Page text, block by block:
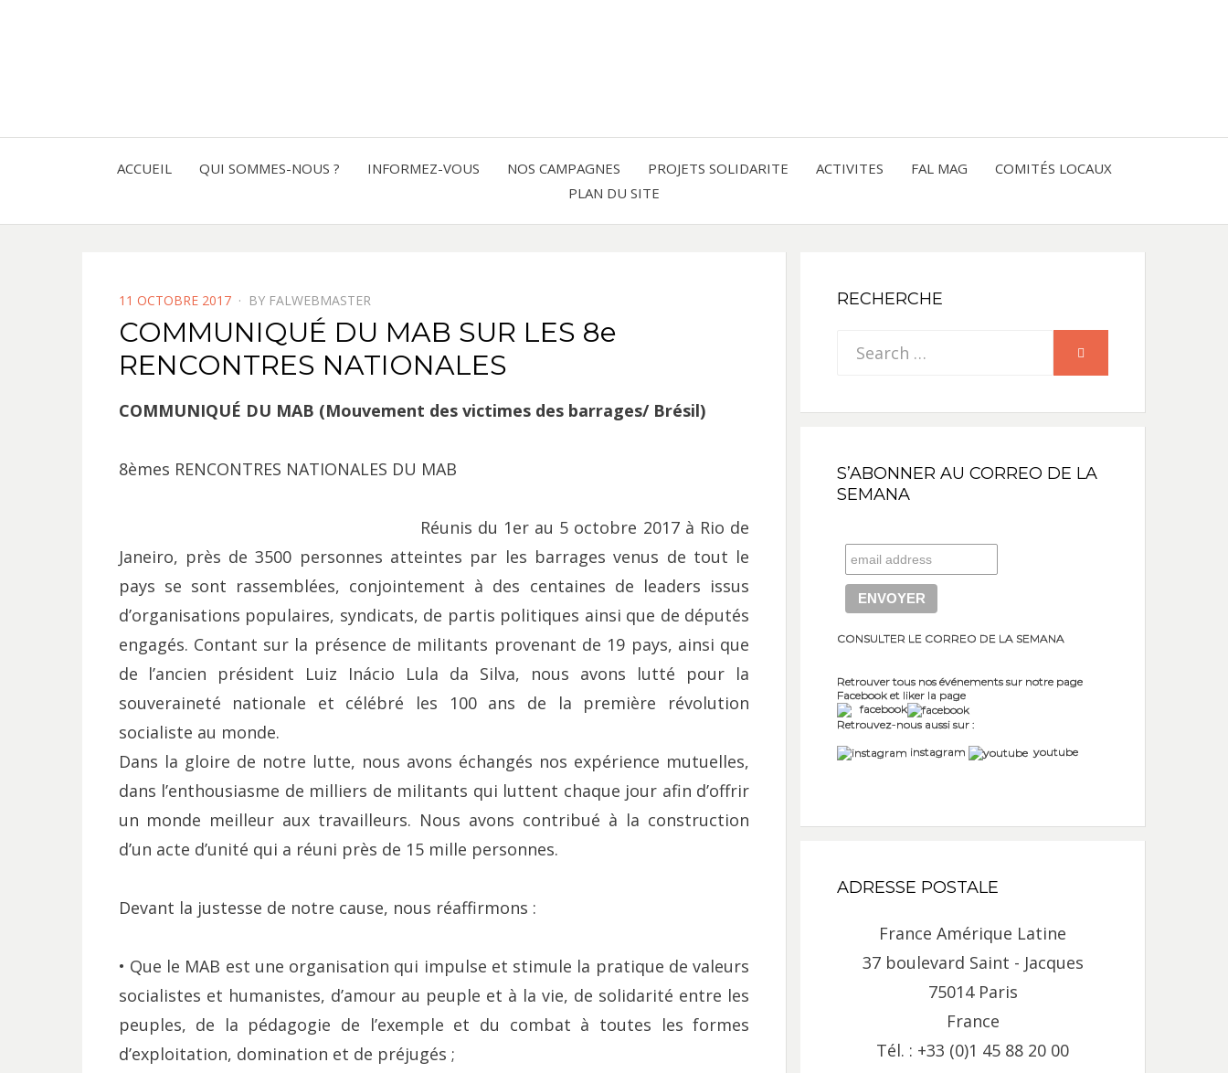
AMERIQUE
LATINE
ACCUEIL QUI SOMMES-NOUS ? INFORMEZ-VOUS NOS CAMPAGNES PROJETS SOLIDARITE ACTIVITES FAL MAG
COMITÉS LOCAUX
PLAN DU SITE
POSTED
ON
11 OCTOBRE 2017 BY FALWEBMASTER
COMMUNIQUÉ DU MAB SUR LES 8e
RENCONTRES NATIONALES
COMMUNIQUÉ DU MAB (Mouvement des victimes des barrages/ Brésil)
8èmes RENCONTRES NATIONALES DU MAB
Réunis du 1er au 5 octobre 2017 à Rio de
Janeiro, près de 3500 personnes atteintes par les barrages venus de tout le
pays se sont rassemblées, conjointement à des centaines de leaders issus
d’organisations populaires, syndicats, de partis politiques ainsi que de députés
engagés. Contant sur la présence de militants provenant de 19 pays, ainsi que
de l’ancien président Luiz Inácio Lula da Silva, nous avons lutté pour la
souveraineté nationale et célébré les 100 ans de la première révolution
socialiste au monde.
Dans la gloire de notre lutte, nous avons échangés nos expérience mutuelles,
dans l’enthousiasme de milliers de militants qui luttent chaque jour afin d’offrir
un monde meilleur aux travailleurs. Nous avons contribué à la construction
d’un acte d’unité qui a réuni près de 15 mille personnes.
Devant la justesse de notre cause, nous réaffirmons :
• Que le MAB est une organisation qui impulse et stimule la pratique de valeurs
socialistes et humanistes, d’amour au peuple et à la vie, de solidarité entre les
peuples, de la pédagogie de l’exemple et du combat à toutes les formes
d’exploitation, domination et de préjugés ;
RECHERCHE
Search
S’ABONNER AU CORREO DE LA
SEMANA
CONSULTER LE CORREO DE LA SEMANA
Retrouver tous nos événements sur notre page
Facebook et liker la page
facebook
Retrouvez-nous aussi sur :
instagram
youtube
ADRESSE POSTALE
France Amérique Latine
37 boulevard Saint - Jacques
75014 Paris
France
Tél. : +33 (0)1 45 88 20 00